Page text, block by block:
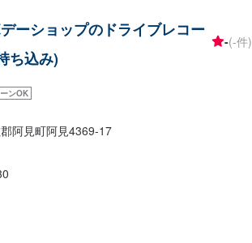
工場での一貫作業として今までのノウハウを生
店はただ車を修理したり販売するだけでなく、お
すぐに駆け付け、相談に乗り、対応から解決ま
の身近な相談役」として、お困りの際はお気軽
【2】お見積り【3】お見積りにご納得いただけ
ます。(要相談)納期は前後する場合がございま
い。-----代車について-----代車をご用意してい
おります。-----ご来店時の注意、受付方法-----
ーショップのドライブレコー
ち込み)
-(-件)
ンOK
阿見町阿見4369-17